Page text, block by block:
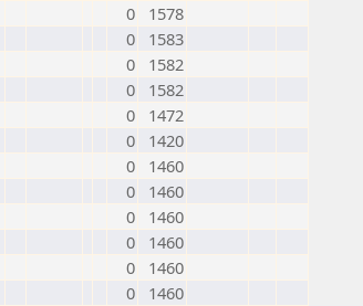
0
1578
0
1583
0
1582
0
1582
0
1472
0
1420
0
1460
0
1460
0
1460
0
1460
0
1460
0
1460